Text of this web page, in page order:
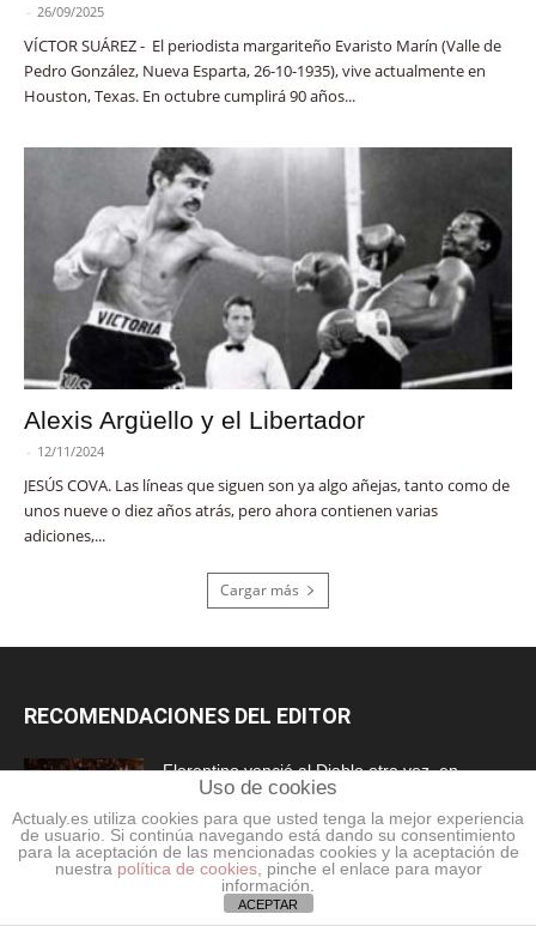
- 26/09/2025
VÍCTOR SUÁREZ - El periodista margariteño Evaristo Marín (Valle de
Pedro González, Nueva Esparta, 26-10-1935), vive actualmente en
Houston, Texas. En octubre cumplirá 90 años...
Alexis Argüello y el Libertador
- 12/11/2024
JESÚS COVA. Las líneas que siguen son ya algo añejas, tanto como de
unos nueve o diez años atrás, pero ahora contienen varias
adiciones,...
Cargar más
RECOMENDACIONES DEL EDITOR
Florentino venció al Diablo otra vez, en
Madrid
14/06/2026
En sus cielos estrellados, Roma te recibe
12/05/2026
Uso de cookies
Actualy.es utiliza cookies para que usted tenga la mejor experiencia
de usuario. Si continúa navegando está dando su consentimiento
para la aceptación de las mencionadas cookies y la aceptación de
nuestra política de cookies, pinche el enlace para mayor
información.
ACEPTAR